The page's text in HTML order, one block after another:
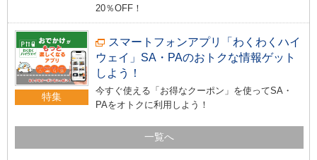
20％OFF！
特集
スマートフォンアプリ「わくわくハイ
ウェイ」SA・PAのおトクな情報ゲット
しよう！
今すぐ使える「お得なクーポン」を使ってSA・
PAをオトクに利用しよう！
一覧へ